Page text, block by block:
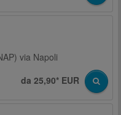
via Napoli
da 25,90* EUR